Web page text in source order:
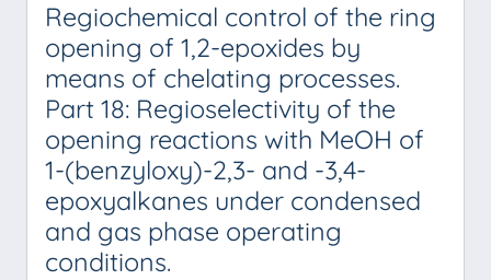
Regiochemical control of the ring
opening of 1,2-epoxides by
means of chelating processes.
Part 18: Regioselectivity of the
opening reactions with MeOH of
1-(benzyloxy)-2,3- and -3,4-
epoxyalkanes under condensed
and gas phase operating
conditions.